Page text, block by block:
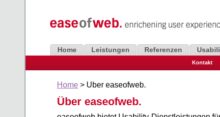
Home > Über easeofweb.
Über easeofweb.
Home Leistungen Referenzen
Kontakt